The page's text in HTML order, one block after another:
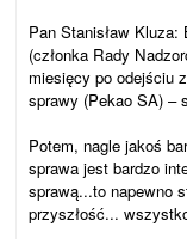
Pan Stanisław
(członka Rady
miesięcy po odejściu
sprawy (Pekao SA) –
Potem, nagle jakoś
sprawa jest bardzo
sprawą...to napewno
przyszłość...